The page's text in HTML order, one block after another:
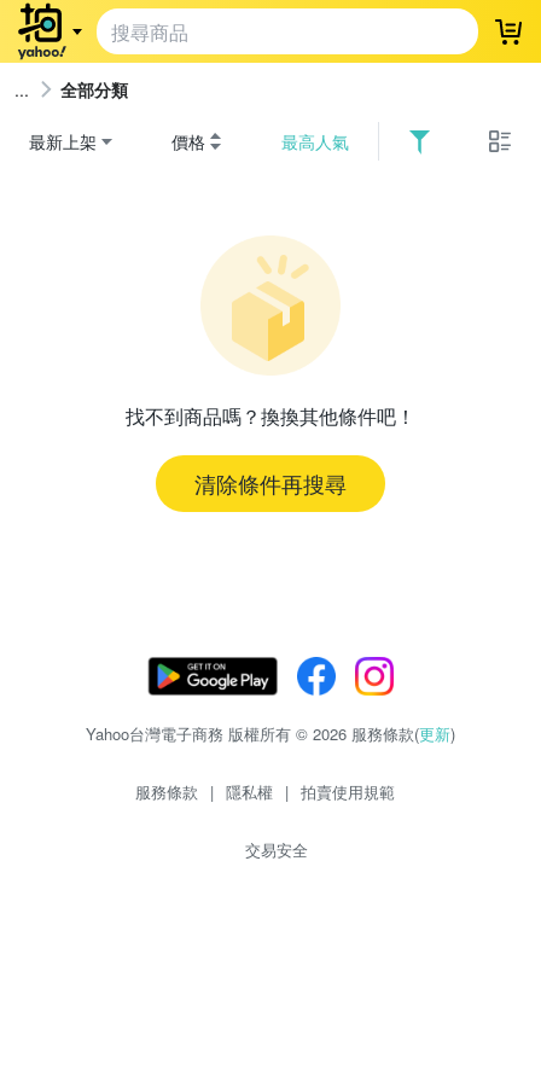
登
全部分類
最新上架 價格 最高人氣
找不到商品嗎？換換其他條件吧！
清除條件再搜尋
Yahoo台灣電子商務 版權所有 © 2026 服務條款(更新)
服務條款 | 隱私權 | 拍賣使用規範
交易安全